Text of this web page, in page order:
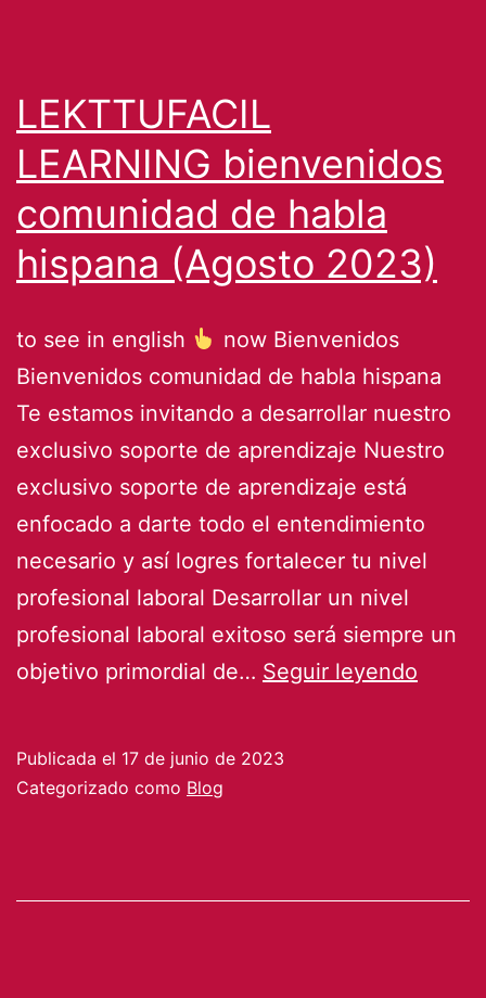
LEKTTUFACIL
LEARNING bienvenidos
comunidad de habla
hispana (Agosto 2023)
to see in english
now Bienvenidos
Bienvenidos comunidad de habla hispana
Te estamos invitando a desarrollar nuestro
exclusivo soporte de aprendizaje Nuestro
exclusivo soporte de aprendizaje está
enfocado a darte todo el entendimiento
necesario y así logres fortalecer tu nivel
profesional laboral Desarrollar un nivel
profesional laboral exitoso será siempre un
objetivo primordial de… Seguir leyendo
Publicada el 17 de junio de 2023
Categorizado como Blog